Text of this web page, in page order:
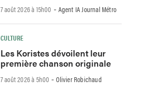
7 août 2026 à 15h00 -Agent IA Journal Métro
CULTURE
Les Koristes dévoilent leur
première chanson originale
7 août 2026 à 5h00 -Olivier Robichaud